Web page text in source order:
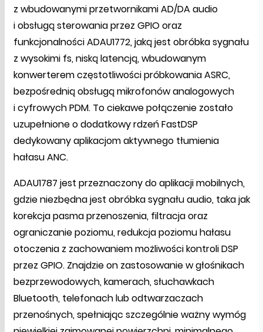
z wbudowanymi przetwornikami AD/DA audio
i obsługą sterowania przez GPIO oraz
funkcjonalności ADAU1772, jaką jest obróbka sygnału
z wysokimi fs, niską latencją, wbudowanym
konwerterem częstotliwości próbkowania ASRC,
bezpośrednią obsługą mikrofonów analogowych
i cyfrowych PDM. To ciekawe połączenie zostało
uzupełnione o dodatkowy rdzeń FastDSP
dedykowany aplikacjom aktywnego tłumienia
hałasu ANC.
ADAU1787 jest przeznaczony do aplikacji mobilnych,
gdzie niezbędna jest obróbka sygnału audio, taka jak
korekcja pasma przenoszenia, filtracja oraz
ograniczanie poziomu, redukcja poziomu hałasu
otoczenia z zachowaniem możliwości kontroli DSP
przez GPIO. Znajdzie on zastosowanie w głośnikach
bezprzewodowych, kamerach, słuchawkach
Bluetooth, telefonach lub odtwarzaczach
przenośnych, spełniając szczególnie ważny wymóg